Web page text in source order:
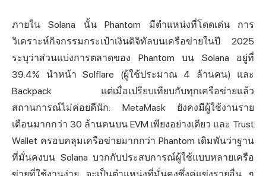
ภายใน Solana นั้น Phantom มีตำแหน่งที่โดดเด่น การ
วิเคราะห์กิจกรรมกระเป๋าเงินดิจิทัลบนเครือข่ายในปี 2025
ระบุว่าส่วนแบ่งการตลาดของ Phantom บน Solana อยู่ที่
39.4% นำหน้า Solflare (ผู้ใช้ประมาณ 4 ล้านคน) และ
Backpack แต่เมื่อเปรียบเทียบกับทุกเครือข่ายแล้ว
สถานการณ์ไม่ค่อยดีนัก: MetaMask ยังคงมีผู้ใช้งานราย
เดือนมากกว่า 30 ล้านคนบน EVM เพียงอย่างเดียว และ Trust
Wallet ครอบคลุมเครือข่ายมากกว่า Phantom เดิมพันว่าฐาน
ที่มั่นคงบน Solana บวกกับประสบการณ์ผู้ใช้แบบหลายเครือ